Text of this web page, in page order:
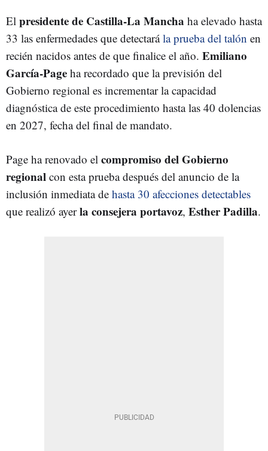
El presidente de Castilla-La Mancha ha elevado hasta
33 las enfermedades que detectarála prueba del talón en
recién nacidos antes de que finalice el año. Emiliano
García-Page ha recordado que la previsión del
Gobierno regional es incrementar la capacidad
diagnóstica de este procedimiento hasta las 40 dolencias
en 2027, fecha del final de mandato.
Page ha renovado el compromiso del Gobierno
regional con esta prueba después del anuncio de la
inclusión inmediata de hasta 30 afecciones detectables
que realizó ayerla consejera portavoz, Esther Padilla.